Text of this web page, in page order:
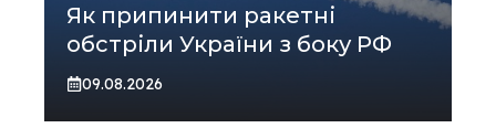
Як припинити ракетні
обстріли України з боку РФ
09.08.2026